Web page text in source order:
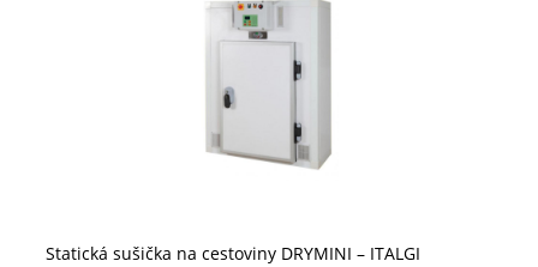
Statická sušička na cestoviny DRYMINI – ITALGI